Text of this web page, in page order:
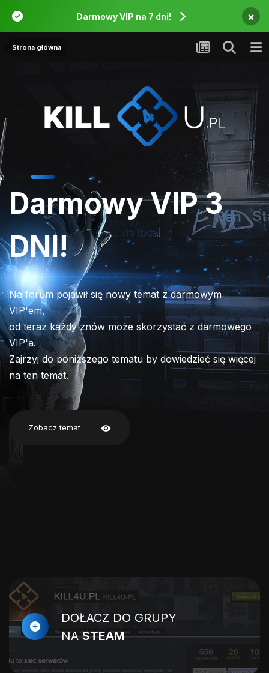
Darmowy VIP na 7 dni! ×
Strona główna
Darmowy VIP 3
DNI!
Na forum pojawił się nowy temat z darmowym
VIP'em,
od teraz każdy znów może skorzystać z darmowego
VIP'a.
Zajrzyj do poniższego tematu by dowiedzieć się więcej
na ten temat.
Zobacz temat visibility
DOŁACZ DO GRUPY
NASTEAM